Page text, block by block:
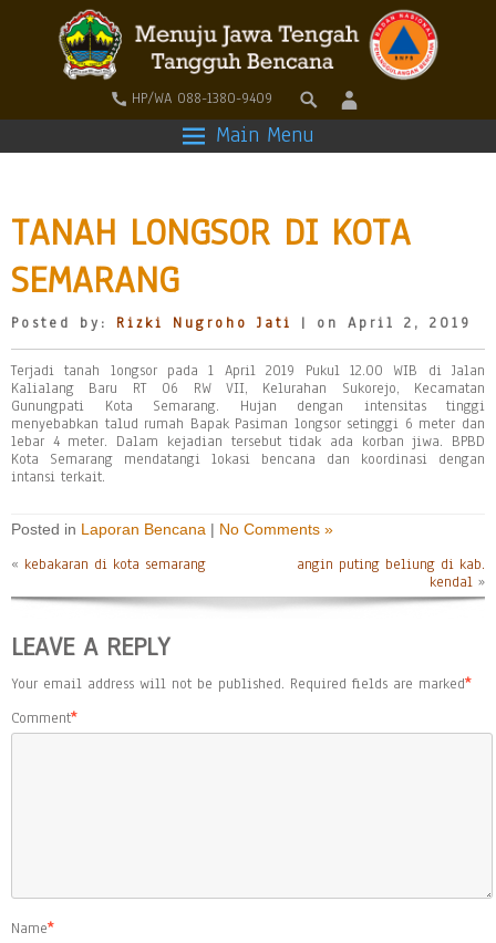
HP/WA 088-1380-9409
Main Menu
TANAH LONGSOR DI KOTA
SEMARANG
Posted by: Rizki Nugroho Jati | on April 2, 2019
Terjadi tanah longsor pada 1 April 2019 Pukul 12.00 WIB di Jalan
Kalialang Baru RT 06 RW VII, Kelurahan Sukorejo, Kecamatan
Gunungpati Kota Semarang. Hujan dengan intensitas tinggi
menyebabkan talud rumah Bapak Pasiman longsor setinggi 6 meter dan
lebar 4 meter. Dalam kejadian tersebut tidak ada korban jiwa. BPBD
Kota Semarang mendatangi lokasi bencana dan koordinasi dengan
intansi terkait.
Posted in Laporan Bencana | No Comments »
« kebakaran di kota semarang
angin puting beliung di kab.
kendal »
LEAVE A REPLY
Your email address will not be published. Required fields are marked*
Comment*
Name*